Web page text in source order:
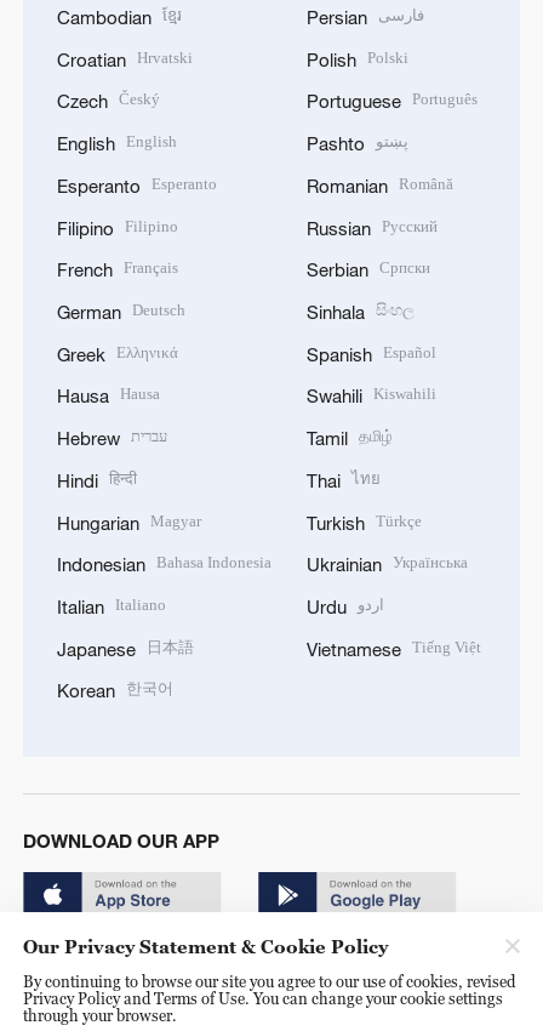
Cambodian ខ្មែរ
Croatian Hrvatski
Czech Český
English English
Esperanto Esperanto
Filipino Filipino
French Français
German Deutsch
Greek Ελληνικά
Hausa Hausa
Hebrew עברית
Hindi हिन्दी
Hungarian Magyar
Indonesian Bahasa Indonesia
Italian Italiano
Japanese 日本語
Korean 한국어
Persian فارسی
Polish Polski
Portuguese Português
Pashto پښتو
Romanian Română
Russian Русский
Serbian Српски
Sinhala සිංහල
Spanish Español
Swahili Kiswahili
Tamil தமிழ்
Thai ไทย
Turkish Türkçe
Ukrainian Українська
Urdu اردو
Vietnamese Tiếng Việt
DOWNLOAD OUR APP
© China Radio International.CRI. All Rights Reserved. 16A
Our Privacy Statement & Cookie Policy
By continuing to browse our site you agree to our use of cookies, revised
Privacy Policy and Terms of Use. You can change your cookie settings
through your browser.